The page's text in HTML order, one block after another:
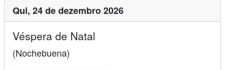
Qui, 24 de dezembro 2026
Véspera de Natal
(Nochebuena)